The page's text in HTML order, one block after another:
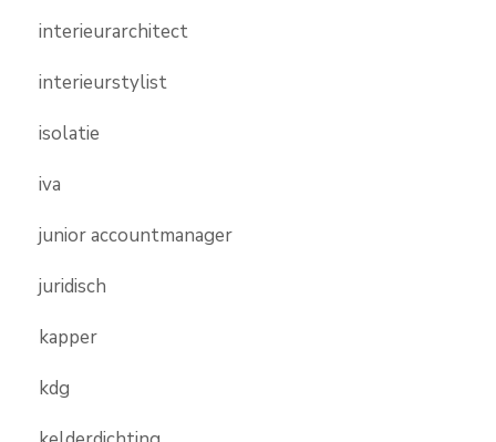
interieurarchitect
interieurstylist
isolatie
iva
junior accountmanager
juridisch
kapper
kdg